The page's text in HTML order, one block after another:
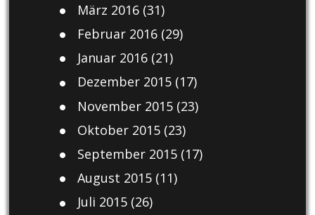
März 2016(31)
Februar 2016(29)
Januar 2016(21)
Dezember 2015(17)
November 2015(23)
Oktober 2015(23)
September 2015(17)
August 2015(11)
Juli 2015(26)